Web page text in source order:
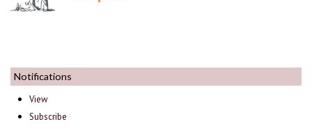
Notifications
View
Subscribe